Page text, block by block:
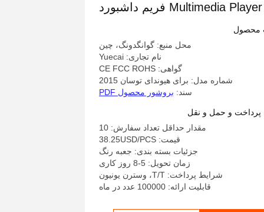
Multimedia Player فریم داشبورد
اندروید برای هیوندای توسون
2015
محصول
محل منبع: گوانگدونگ، چین
نام تجاری: Yuecai
گواهی: CE FCC ROHS
شماره مدل: برای هیوندای توسان 2015
سند: بروشور محصول PDF
و حمل و نقل
مقدار حداقل تعداد سفارش: 10
قیمت: 38.25USD/PCS
جزئیات بسته بندی: جعبه رنگ
زمان تحویل: 5-8 روز کاری
شرایط پرداخت: T/T، وسترن یونیون
قابلیت ارائه: 100000 عدد در ماه